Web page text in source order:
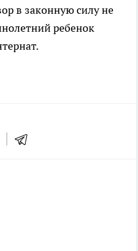
в законную силу не
ребенок